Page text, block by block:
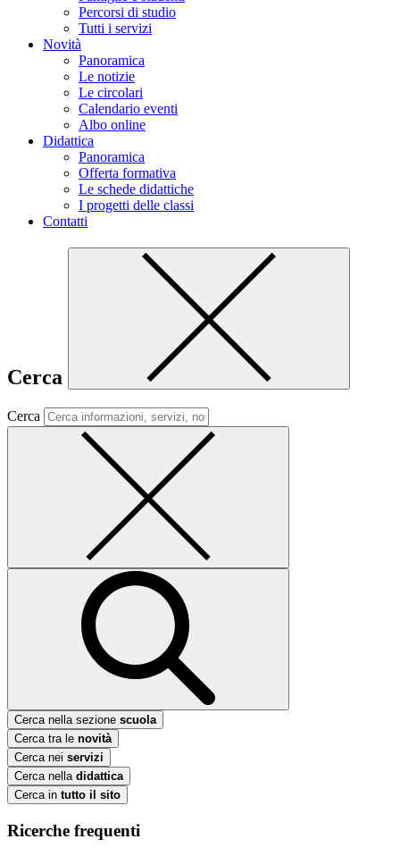
Percorsi di studio
Tutti i servizi
Novità
Panoramica
Le notizie
Le circolari
Calendario eventi
Albo online
Didattica
Panoramica
Offerta formativa
Le schede didattiche
I progetti delle classi
Contatti
Cerca
Cerca
Cerca nella sezione scuola
Cerca tra le novità
Cerca nei servizi
Cerca nella didattica
Cerca in tutto il sito
Ricerche frequenti